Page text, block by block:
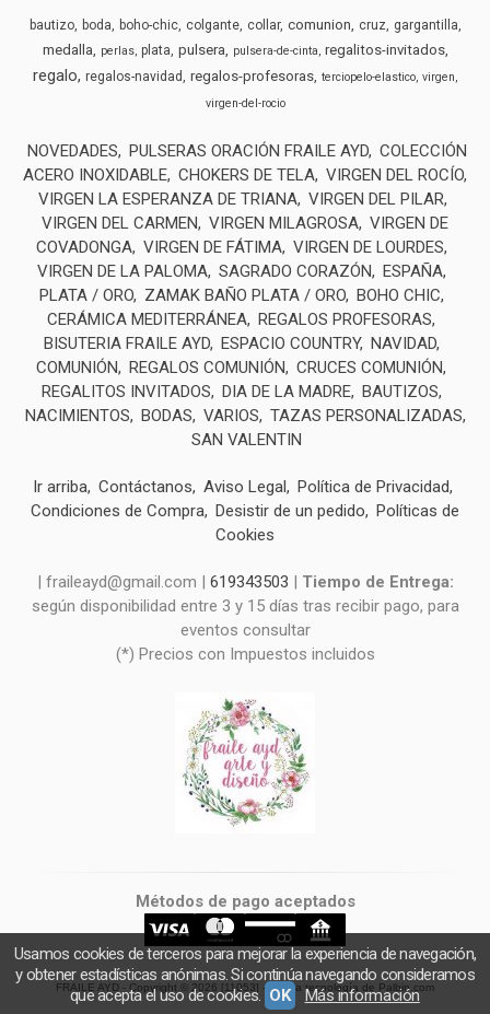
bautizo boda boho-chic colgante collar comunion cruz gargantilla
medalla perlas plata pulsera pulsera-de-cinta regalitos-invitados
regalo regalos-navidad regalos-profesoras terciopelo-elastico virgen
virgen-del-rocio
NOVEDADES PULSERAS ORACIÓN FRAILE AYD COLECCIÓN
ACERO INOXIDABLE CHOKERS DE TELA VIRGEN DEL ROCÍO
VIRGEN LA ESPERANZA DE TRIANA VIRGEN DEL PILAR
VIRGEN DEL CARMEN
VIRGEN MILAGROSA VIRGEN DE
COVADONGA VIRGEN DE FÁTIMA VIRGEN DE LOURDES
VIRGEN DE LA PALOMA SAGRADO CORAZÓN
ESPAÑA
PLATA / ORO
ZAMAK BAÑO PLATA / ORO BOHO CHIC
CERÁMICA MEDITERRÁNEA REGALOS PROFESORAS
BISUTERIA FRAILE AYD ESPACIO COUNTRY NAVIDAD
COMUNIÓN
REGALOS COMUNIÓN
CRUCES COMUNIÓN
REGALITOS INVITADOS
DIA DE LA MADRE BAUTIZOS
NACIMIENTOS
BODAS VARIOS
TAZAS PERSONALIZADAS
SAN VALENTIN
Ir arriba Contáctanos Aviso Legal
Política de Privacidad
Condiciones de Compra Desistir de un pedido
Políticas de
Cookies
| fraileayd@gmail.com | 619343503 | Tiempo de Entrega:
según disponibilidad entre 3 y 15 días tras recibir pago, para
eventos consultar
(*) Precios con Impuestos incluidos
Métodos de pago aceptados
FRAILE AYD - Copyright © 2026 [11053] - Con la tecnología de Palbin.com
Usamos cookies de terceros para mejorar la experiencia de navegación,
y obtener estadísticas anónimas. Si continúa navegando consideramos
que acepta el uso de cookies. OK Más información